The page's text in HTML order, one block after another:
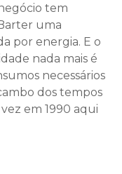
tem
uma
por energia. E o
nada mais é
necessários
dos tempos
em 1990 aqui